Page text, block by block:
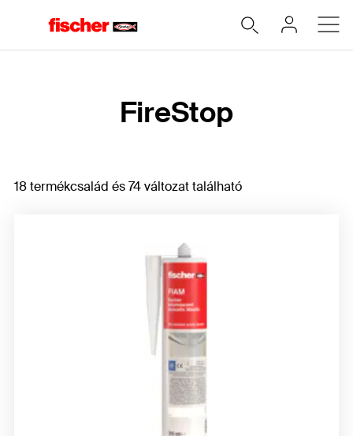
FireStop
18 termékcsalád és 74 változat található